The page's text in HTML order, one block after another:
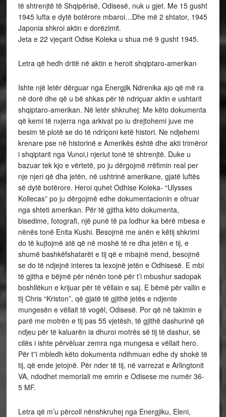
të shtrenjtë të Shqipërisë, Odisesë, nuk u gjet. Me 15 gusht
1945 lufta e dytë botërore mbaroi…Dhe më 2 shtator, 1945
Japonia shkroi aktin e dorëzimit.
Jeta e 22 vjeçarit Odise Koleka u shua më 9 gusht 1945.
Letra që hedh dritë në aktin e heroit shqiptaro-amerikan
Ishte një letër dërguar nga Energjik Ndrenika ajo që më ra
në dorë dhe që u bë shkas për të ndriçuar aktin e ushtarit
shqiptaro-amerikan. Në letër shkruhej: Me këto dokumenta
që kemi të nxjerra nga arkivat po iu drejtohemi juve me
besim të plotë se do të ndriçoni ketë histori. Ne ndjehemi
krenare pse në historinë e Amerikës është dhe akti trimëror
i shqiptarit nga Vunoi,i njeriut tonë të shtrenjtë. Duke u
bazuar tek kjo e vërtetë, po ju dërgojmë rrëfimin real per
nje njeri që dha jetën, në ushtrinë amerikane, gjatë luftës
së dytë botërore. Heroi quhet Odhise Koleka- “Ulysses
Kollecas” po ju dërgojmë edhe dokumentacionin e ofruar
nga shteti amerikan. Për të gjitha këto dokumenta,
bisedime, fotografi, një punë të pa lodhur ka bërë mbesa e
nënës tonë Enita Kushi. Besojmë me anën e këtij shkrimi
do të kujtojmë atë që në moshë të re dha jetën e tij, e
shumë bashkëfshatarët e tij që e mbajnë mend, besojmë
se do të ndjejnë interes ta lexojnë jetën e Odhisesë. E mbi
të gjitha e bëjmë për nënën tonë për t’i mbushur sadopak
boshllëkun e krijuar për të vëllain e saj. E bëmë për vallin e
tij Chris “Kriston”, që gjatë të gjithë jetës e ndjente
mungesën e vëllait të vogël, Odisesë. Por që në takimin e
parë me motrën e tij pas 55 vjetësh, të gjithë dashurinë që
ndjeu për të kaluarën ia dhuroi motrës së tij të dashur, së
cilës i ishte përvëluar zemra nga mungesa e vëllait hero.
Për t”i mbledh këto dokumenta ndihmuan edhe dy shokë të
tij, që ende jetojnë. Për nder të tij, në varrezat e Arlingtonit
VA, ndodhet memoriali me emrin e Odisese me numër 36-
5 MF.
Letra që m’u përcoll nënshkruhej nga Energjiku, Eleni,